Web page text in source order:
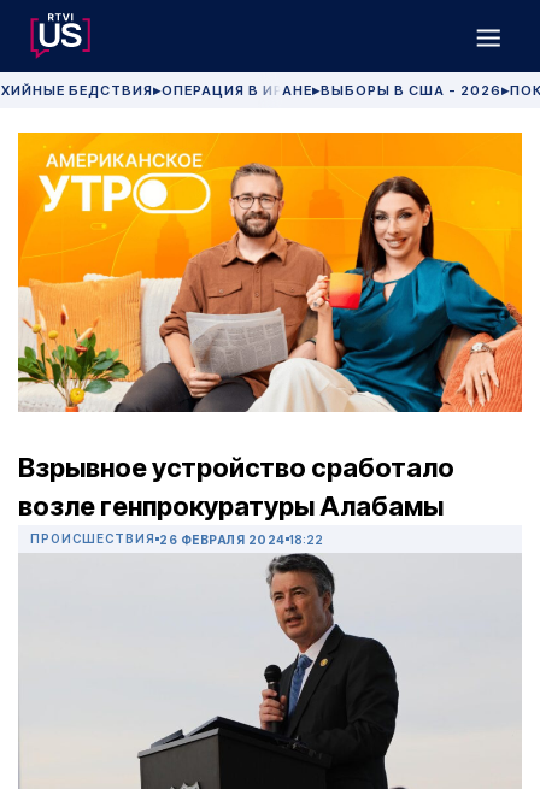
БЕДСТВИЯ▶ОПЕРАЦИЯ В ИРАНЕ▶ВЫБОРЫ В США - 2026 ▶
Взрывное устройство сработало
возле генпрокуратуры Алабамы
ПРОИСШЕСТВИЯ 26 ФЕВРАЛЯ 2024 18:22